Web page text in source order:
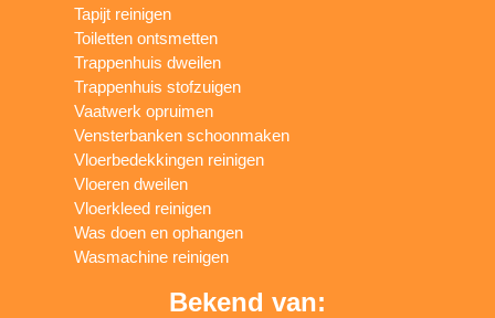
Tapijt reinigen
Toiletten ontsmetten
Trappenhuis dweilen
Trappenhuis stofzuigen
Vaatwerk opruimen
Vensterbanken schoonmaken
Vloerbedekkingen reinigen
Vloeren dweilen
Vloerkleed reinigen
Was doen en ophangen
Wasmachine reinigen
Bekend van: